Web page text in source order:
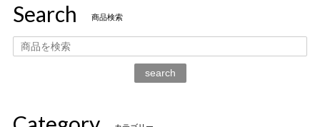
Search 商品検索
search